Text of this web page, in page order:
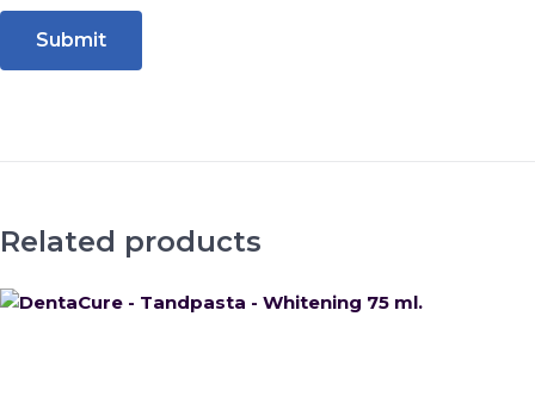
Related products